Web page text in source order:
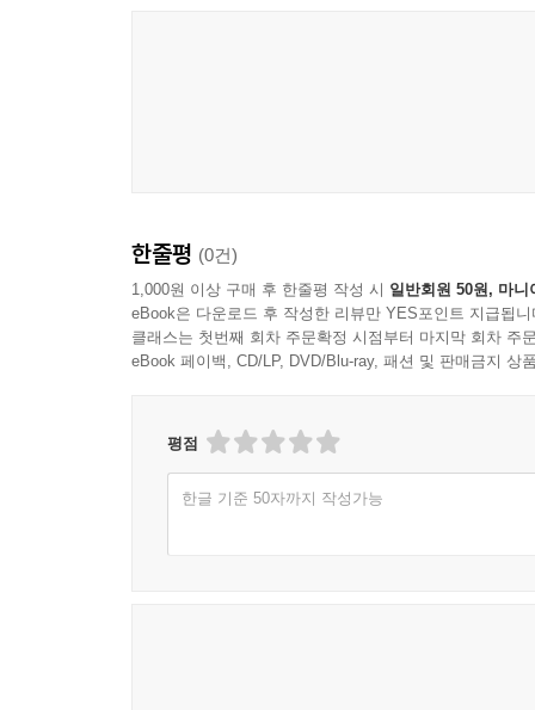
한줄평 (0건)
1,000원 이상 구매 후 한줄평 작성 시 일반회원 50원, 마니
eBook은 다운로드 후 작성한 리뷰만 YES포인트 지급됩니
클래스는 첫번째 회차 주문확정 시점부터 마지막 회차 주
eBook 페이백, CD/LP, DVD/Blu-ray, 패션 및 판매금지 상
평점
한글 기준 50자까지 작성가능